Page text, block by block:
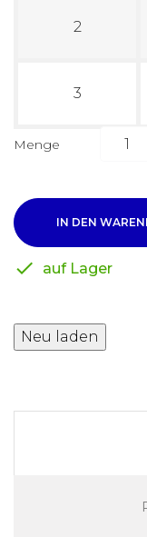
2
3
Menge
IN DEN
 auf Lager